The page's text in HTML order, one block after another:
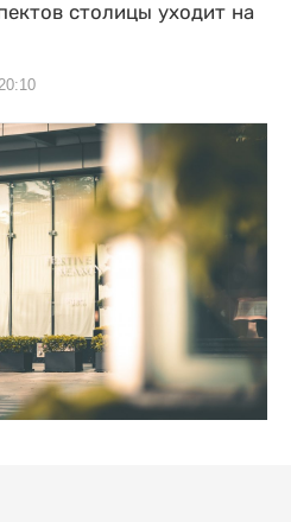
столицы уходит на